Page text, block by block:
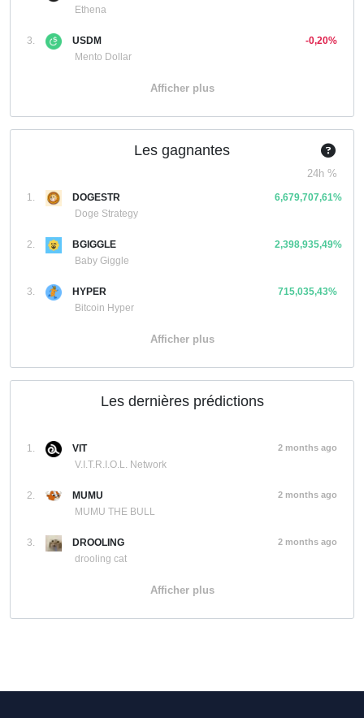
Ethena
3.
USDM
Mento Dollar
-0,20%
Afficher plus
Les gagnantes
24h %
1.
DOGESTR
Doge Strategy
6,679,707,61%
2.
BGIGGLE
Baby Giggle
2,398,935,49%
3.
HYPER
Bitcoin Hyper
715,035,43%
Afficher plus
Les dernières prédictions
1.
VIT
V.I.T.R.I.O.L. Network
2 months ago
2.
MUMU
MUMU THE BULL
2 months ago
3.
DROOLING
drooling cat
2 months ago
Afficher plus